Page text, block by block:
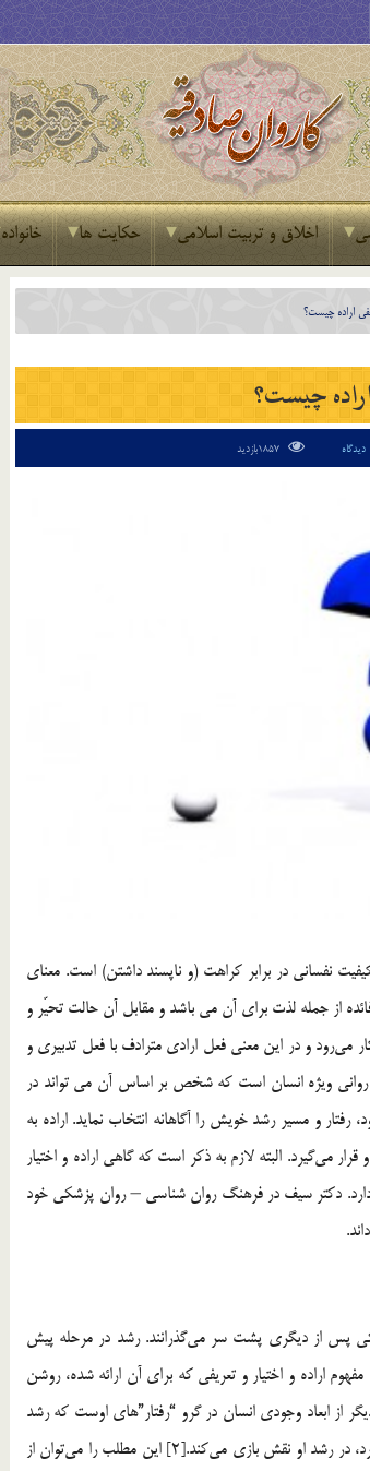
اخلاق و تربیت اسلامی حکایت ها خانواده
اراده چيست؟
چيست؟
نفساني در برابر كراهت (و ناپسند داشتن) است. معناي
از جمله لذت براي آن مي باشد و مقابل آن حالت تحيّر و
و در اين معني فعل ارادي مترادف با فعل تدبيري و
در اين‌جا نوعي توانايي رواني ويژه انسان است كه شخص بر اساس آن مي تواند در
و مسير رشد خويش را آگاهانه انتخاب نمايد. اراده به
قرار مي‌گيرد. البته لازم به ذكر است كه گاهي اراده و اختيار
دارد. دكتر سيف در فرهنگ روان شناسي – روان پزشكي خود
پس از ديگري پشت سر مي‌گذرانند. رشد در مرحله پيش
اراده و اختيار و تعريفي كه براي آن ارائه شده، روشن
از ابعاد وجودي انسان در گرو “رفتار”هاي اوست كه رشد
اين جنبه‌ها مي‌تواند به گونه‌اي آگاهانه تحقق پذيرد، و در همين ابعاد است كه اراده فرد، در رشد او نقش بازي مي‌كند.[2] اين مطلب را مي‌توان از